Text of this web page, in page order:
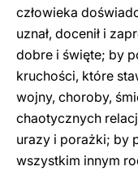
człowieka
uznał, docenił i
dobre i święte; by
kruchości, które
wojny, choroby,
chaotycznych
urazy i porażki; by
wszystkim innym